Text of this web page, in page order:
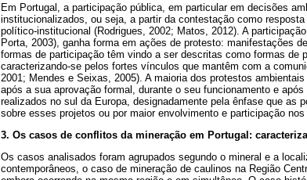
Em Portugal, a participação pública, em particular em decisões
institucionalizados, ou seja, a partir da contestação como
político-institucional (Rodrigues, 2002; Matos, 2012). A
Porta, 2003), ganha forma em ações de protesto: manifestações
formas de participação têm vindo a ser descritas como formas de
caracterizando-se pelos fortes vínculos que mantêm com a
2001; Mendes e Seixas, 2005). A maioria dos protestos
após a sua aprovação formal, durante o seu funcionamento e
realizados no sul da Europa, designadamente pela ênfase que
sobre esses projetos ou por maior envolvimento e participação
3. Os casos de conflitos da mineração em Portugal:
Os casos analisados foram agrupados segundo o mineral e a
contemporâneos, o caso de mineração de caulinos na Região